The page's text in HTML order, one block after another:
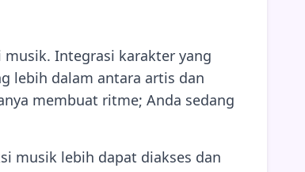
musik. Integrasi karakter yang
lebih dalam antara artis dan
membuat ritme; Anda sedang
musik lebih dapat diakses dan